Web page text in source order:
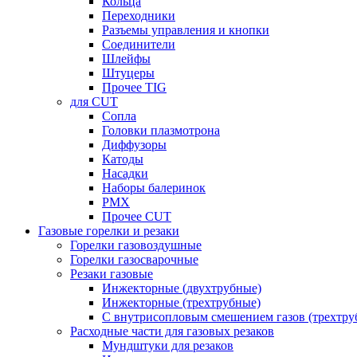
Переходники
Разъемы управления и кнопки
Соединители
Шлейфы
Штуцеры
Прочее TIG
для CUT
Сопла
Головки плазмотрона
Диффузоры
Катоды
Насадки
Наборы балеринок
PMX
Прочее CUT
Газовые горелки и резаки
Горелки газовоздушные
Горелки газосварочные
Резаки газовые
Инжекторные (двухтрубные)
Инжекторные (трехтрубные)
С внутрисопловым смешением газов
Расходные части для газовых резаков
Мундштуки для резаков